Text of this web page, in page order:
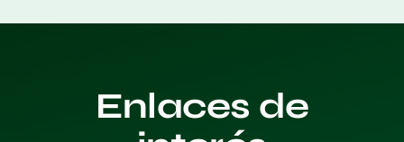
Enlaces de